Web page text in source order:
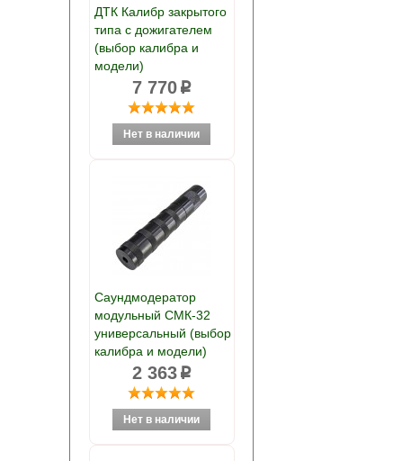
ДТК Калибр закрытого
типа с дожигателем
(выбор калибра и
модели)
7 770p
Саундмодератор
модульный СМК-32
универсальный (выбор
калибра и модели)
2 363p